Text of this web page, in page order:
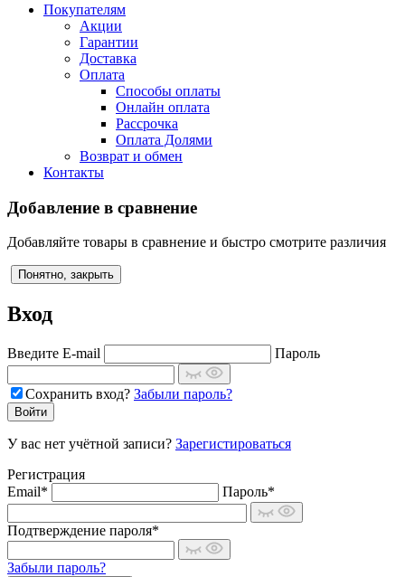
Покупателям
Акции
Гарантии
Доставка
Оплата
Способы оплаты
Онлайн оплата
Рассрочка
Оплата Долями
Возврат и обмен
Контакты
Добавление в сравнение
Добавляйте товары в сравнение и быстро смотрите различия
Понятно, закрыть
Вход
Введите E-mail Пароль
Сохранить вход? Забыли пароль?
У вас нет учётной записи? Зарегистироваться
Регистрация
Email*
Пароль*
Подтверждение пароля*
Забыли пароль?